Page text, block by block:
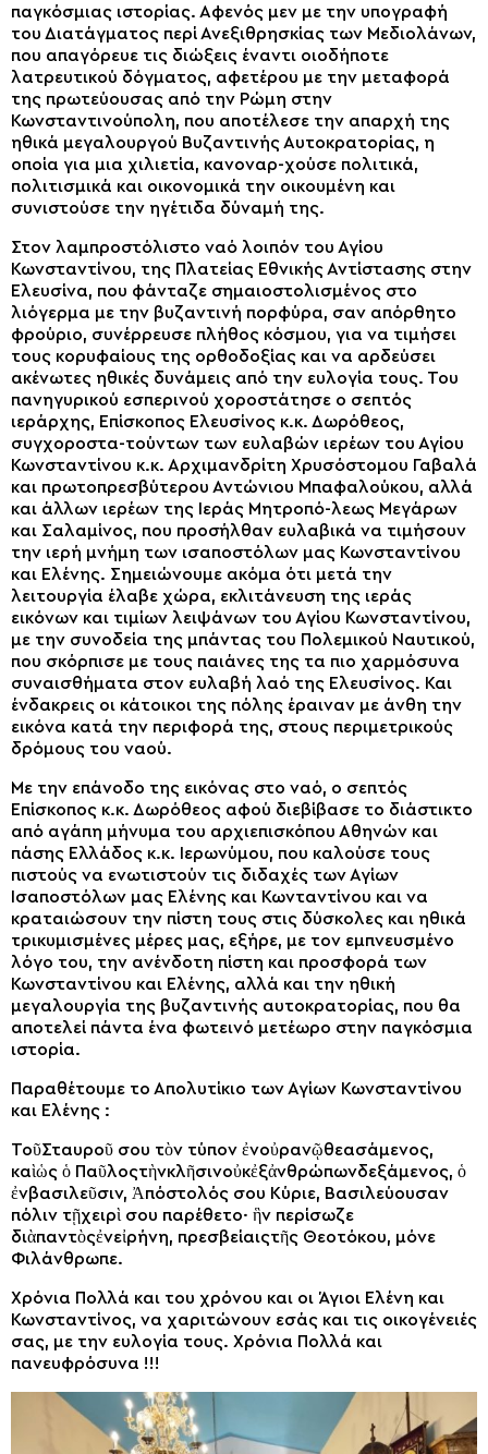
παγκόσμιας ιστορίας. Αφενός μεν με την υπογραφή
του Διατάγματος περί Ανεξιθρησκίας των Μεδιολάνων,
που απαγόρευε τις διώξεις έναντι οιοδήποτε
λατρευτικού δόγματος, αφετέρου με την μεταφορά
της πρωτεύουσας από την Ρώμη στην
Κωνσταντινούπολη, που αποτέλεσε την απαρχή της
ηθικά μεγαλουργού Βυζαντινής Αυτοκρατορίας, η
οποία για μια χιλιετία, κανοναρ-χούσε πολιτικά,
πολιτισμικά και οικονομικά την οικουμένη και
συνιστούσε την ηγέτιδα δύναμή της.
Στον λαμπροστόλιστο ναό λοιπόν του Αγίου
Κωνσταντίνου, της Πλατείας Εθνικής Αντίστασης στην
Ελευσίνα, που φάνταζε σημαιοστολισμένος στο
λιόγερμα με την βυζαντινή πορφύρα, σαν απόρθητο
φρούριο, συνέρρευσε πλήθος κόσμου, για να τιμήσει
τους κορυφαίους της ορθοδοξίας και να αρδεύσει
ακένωτες ηθικές δυνάμεις από την ευλογία τους. Του
πανηγυρικού εσπερινού χοροστάτησε ο σεπτός
ιεράρχης, Επίσκοπος Ελευσίνος κ.κ. Δωρόθεος,
συγχοροστα-τούντων των ευλαβών ιερέων του Αγίου
Κωνσταντίνου κ.κ. Αρχιμανδρίτη Χρυσόστομου Γαβαλά
και πρωτοπρεσβύτερου Αντώνιου Μπαφαλούκου, αλλά
και άλλων ιερέων της Ιεράς Μητροπό-λεως Μεγάρων
και Σαλαμίνος, που προσήλθαν ευλαβικά να τιμήσουν
την ιερή μνήμη των ισαποστόλων μας Κωνσταντίνου
και Ελένης. Σημειώνουμε ακόμα ότι μετά την
λειτουργία έλαβε χώρα, εκλιτάνευση της ιεράς
εικόνων και τιμίων λειψάνων του Αγίου Κωνσταντίνου,
με την συνοδεία της μπάντας του Πολεμικού Ναυτικού,
που σκόρπισε με τους παιάνες της τα πιο χαρμόσυνα
συναισθήματα στον ευλαβή λαό της Ελευσίνος. Και
ένδακρεις οι κάτοικοι της πόλης έραιναν με άνθη την
εικόνα κατά την περιφορά της, στους περιμετρικούς
δρόμους του ναού.
Με την επάνοδο της εικόνας στο ναό, ο σεπτός
Επίσκοπος κ.κ. Δωρόθεος αφού διεβίβασε το διάστικτο
από αγάπη μήνυμα του αρχιεπισκόπου Αθηνών και
πάσης Ελλάδος κ.κ. Ιερωνύμου, που καλούσε τους
πιστούς να ενωτιστούν τις διδαχές των Αγίων
Ισαποστόλων μας Ελένης και Κωνταντίνου και να
κραταιώσουν την πίστη τους στις δύσκολες και ηθικά
τρικυμισμένες μέρες μας, εξήρε, με τον εμπνευσμένο
λόγο του, την ανένδοτη πίστη και προσφορά των
Κωνσταντίνου και Ελένης, αλλά και την ηθική
μεγαλουργία της βυζαντινής αυτοκρατορίας, που θα
αποτελεί πάντα ένα φωτεινό μετέωρο στην παγκόσμια
ιστορία.
Παραθέτουμε το Απολυτίκιο των Αγίων Κωνσταντίνου
και Ελένης :
ΤοῦΣταυροῦ σου τὸν τύπον ἐνοὐρανῷθεασάμενος,
καὶὡς ὁ Παῦλοςτὴνκλῆσινοὐκἐξἀνθρώπωνδεξάμενος, ὁ
ἐνβασιλεῦσιν, Ἀπόστολός σου Κύριε, Βασιλεύουσαν
πόλιν τῇχειρὶ σου παρέθετο· ἣν περίσωζε
διὰπαντὸςἐνεἰρήνη, πρεσβείαιςτῆς Θεοτόκου, μόνε
Φιλάνθρωπε.
Χρόνια Πολλά και του χρόνου και οι Άγιοι Ελένη και
Κωνσταντίνος, να χαριτώνουν εσάς και τις οικογένειές
σας, με την ευλογία τους. Χρόνια Πολλά και
πανευφρόσυνα !!!